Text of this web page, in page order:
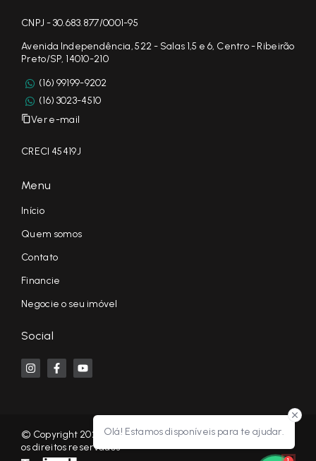
Olá! Estamos disponíveis para te ajudar.
CNPJ - 30.683.877/0001-95
Avenida Independência, 522 - Salas 1,5 e 6, Centro - Ribeirão
Preto/SP, 14010-210
(16) 99199-9202
(16) 3023-4510
Ver e-mail
CRECI 45419J
Menu
Início
Quem somos
Contato
Financie
Negocie o seu imóvel
Social
© Copyright 2026 - KF NEGÓCIOS IMOBILIÁRIOS RP - Todos
os direitos reservados